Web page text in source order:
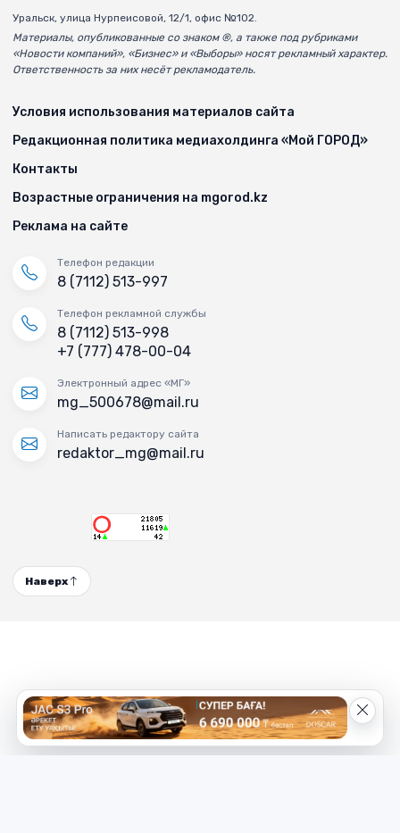
Уральск, улица Нурпеисовой, 12/1, офис №102.
Материалы, опубликованные со знаком ®, а также под рубриками
«Новости компаний», «Бизнес» и «Выборы» носят рекламный характер.
Ответственность за них несёт рекламодатель.
Условия использования материалов сайта
Редакционная политика медиахолдинга «Мой ГОРОД»
Контакты
Возрастные ограничения на mgorod.kz
Реклама на сайте
Телефон редакции
8 (7112) 513-997
Телефон рекламной службы
8 (7112) 513-998
+7 (777) 478-00-04
Электронный адрес «МГ»
mg_500678@mail.ru
Написать редактору сайта
redaktor_mg@mail.ru
Наверх